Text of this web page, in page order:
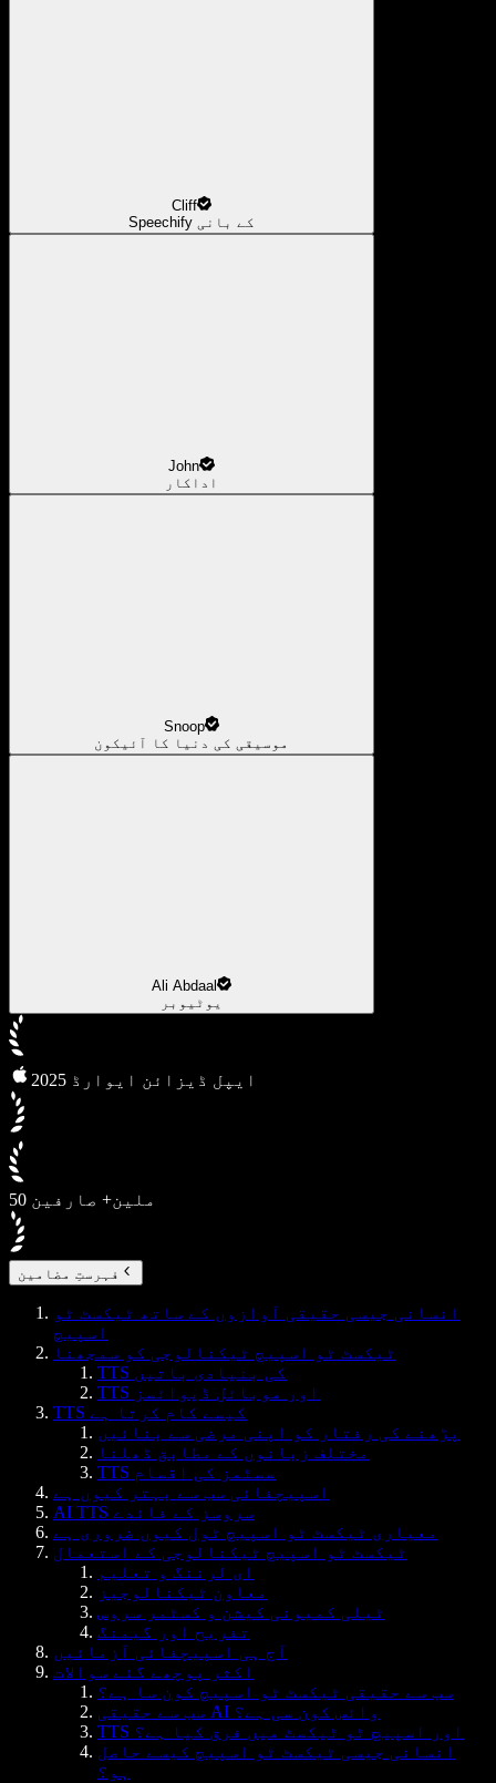
Cliff
Speechify کے بانی
John
اداکار
Snoop
موسیقی کی دنیا کا آئیکون
Ali Abdaal
یوٹیوبر
2025 ایپل ڈیزائن ایوارڈ
50 ملین+ صارفین
فہرستِ مضامین
انسانی جیسی حقیقی آوازوں کے ساتھ ٹیکسٹ ٹو
اسپیچ
ٹیکسٹ ٹو اسپیچ ٹیکنالوجی کو سمجھنا
TTS کی بنیادی باتیں
TTS اور موبائل ڈیوائسز
TTS کیسے کام کرتا ہے
پڑھنے کی رفتار کو اپنی مرضی سے بنائیں
مختلف زبانوں کے مطابق ڈھلنا
TTS سسٹمز کی اقسام
اسپیچفائی سب سے بہتر کیوں ہے
AI TTS سروسز کے فائدے
معیاری ٹیکسٹ ٹو اسپیچ ٹول کیوں ضروری ہے
ٹیکسٹ ٹو اسپیچ ٹیکنالوجی کے استعمال
ای لرننگ و تعلیم
معاون ٹیکنالوجیز
ٹیلی کمیونی کیشن و کسٹمر سروس
تفریح اور گیمنگ
آج ہی اسپیچفائی آزمائیں
اکثر پوچھے گئے سوالات
سب سے حقیقی ٹیکسٹ ٹو اسپیچ کون سا ہے؟
سب سے حقیقی AI وائس کون سی ہے؟
TTS اور اسپیچ ٹو ٹیکسٹ میں فرق کیا ہے؟
انسانی جیسی ٹیکسٹ ٹو اسپیچ کیسے حاصل
ہو؟